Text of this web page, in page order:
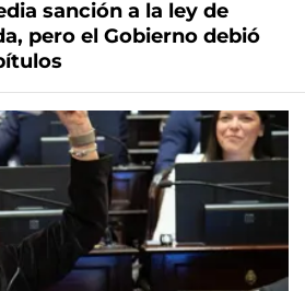
sanción a la ley de
pero el Gobierno debió